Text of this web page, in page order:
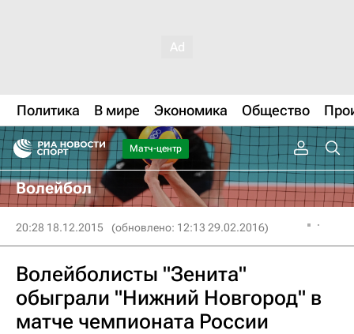
Политика В мире Экономика Общество
Матч-центр
Волейбол
20:28 18.12.2015 (обновлено: 12:13 29.02.2016)
Волейболисты "Зенита"
обыграли "Нижний Новгород" в
матче чемпионата России